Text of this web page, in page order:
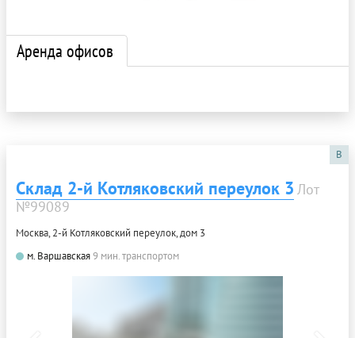
Аренда офисов
B
Склад 2-й Котляковский переулок 3 Лот
№99089
Москва, 2-й Котляковский переулок, дом 3
м. Варшавская9 мин. транспортом